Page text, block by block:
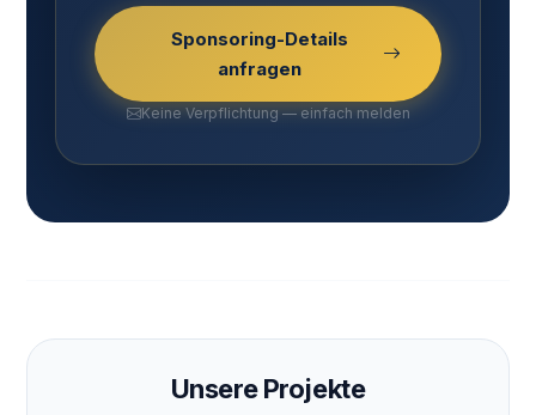
Sponsoring-Details
anfragen
Keine Verpflichtung — einfach melden
Unsere Projekte